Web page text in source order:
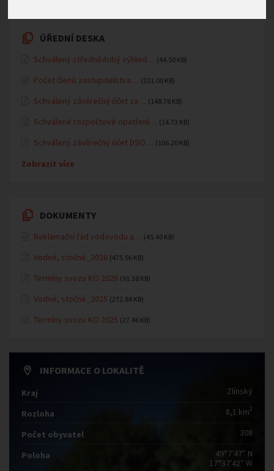
ÚŘEDNÍ DESKA
Schválený střednědobý výhled… (44.50 KB)
Počet členů zastupitelstva… (231.00 KB)
Schválený závěrečný účet za… (148.78 KB)
Schválené rozpočtové opatření… (14.73 KB)
Schválený závěrečný účet DSO… (106.20 KB)
Zobrazit více
DOKUMENTY
Reklamační řád vodovodu a… (45.40 KB)
Vodné, stočné_2026 (475.06 KB)
Termíny svozu KO 2026 (91.38 KB)
Vodné, stočné_2025 (272.84 KB)
Termíny svozu KO 2025 (27.46 KB)
INFORMACE O LOKALITĚ
Kraj Zlínský
Rozloha 8,1 km2
Počet obyvatel 308
Poloha
49°7′47″ N
17°37′42″ W